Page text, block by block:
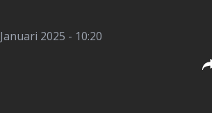
2025 - 10:20